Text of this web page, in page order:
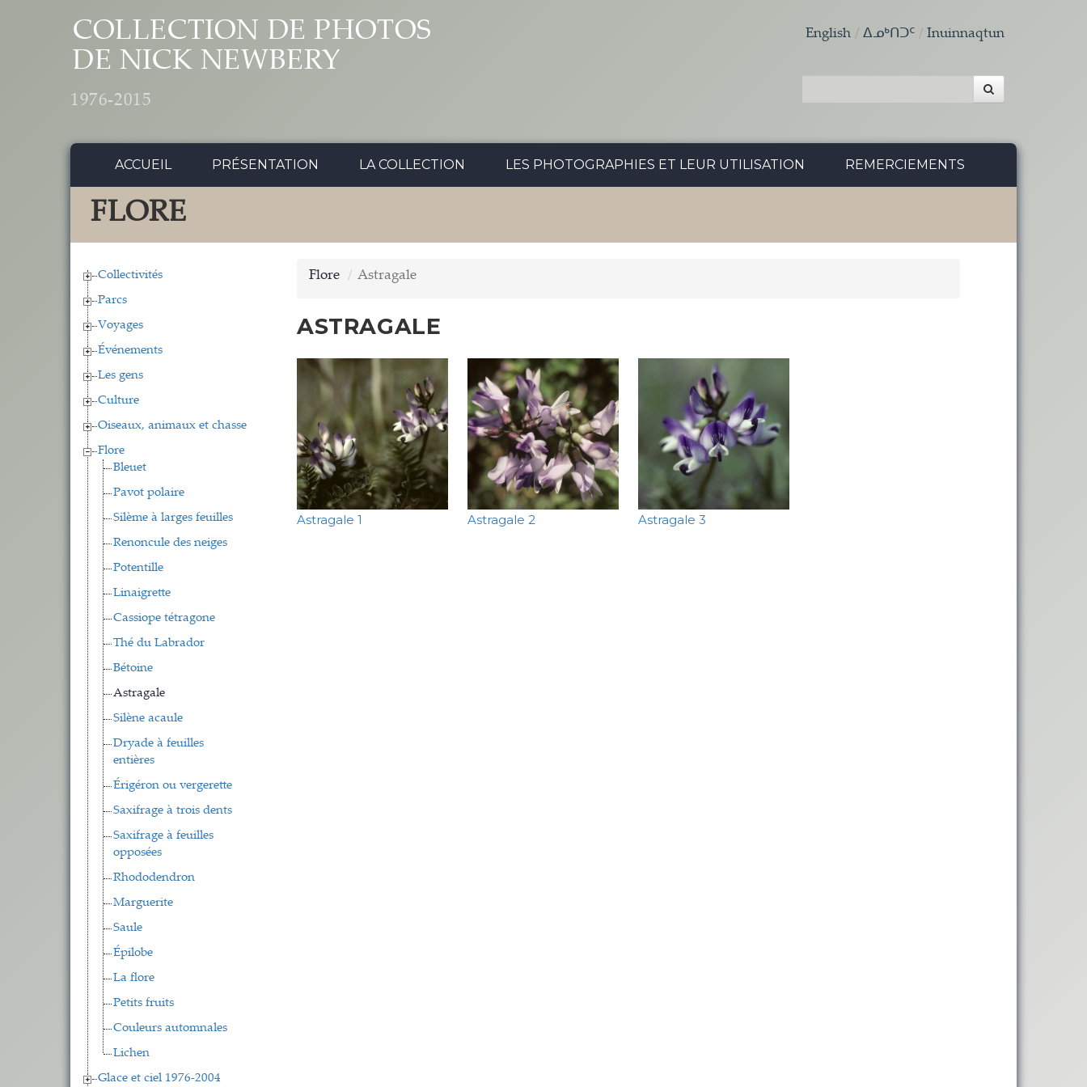
COLLECTION DE PHOTOS
DE NICK NEWBERY
1976-2015
English ᐃᓄᒃᑎᑐᑦ Inuinnaqtun
ACCUEIL PRÉSENTATION LA COLLECTION LES PHOTOGRAPHIES ET LEUR UTILISATION REMERCIEMENTS
FLORE
Collectivités
Parcs
Voyages
Événements
Les gens
Culture
Oiseaux, animaux et chasse
Flore
Bleuet
Pavot polaire
Silème à larges feuilles
Renoncule des neiges
Potentille
Linaigrette
Cassiope tétragone
Thé du Labrador
Bétoine
Astragale
Silène acaule
Dryade à feuilles
entières
Érigéron ou vergerette
Saxifrage à trois dents
Saxifrage à feuilles
opposées
Rhododendron
Marguerite
Saule
Épilobe
La flore
Petits fruits
Couleurs automnales
Lichen
Glace et ciel 1976-2004
Flore Astragale
ASTRAGALE
Astragale 1 Astragale 2 Astragale 3